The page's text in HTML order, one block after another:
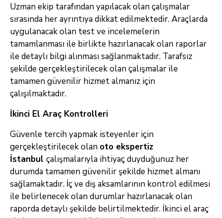
Uzman ekip tarafından yapılacak olan çalışmalar
sırasında her ayrıntıya dikkat edilmektedir. Araçlarda
uygulanacak olan test ve incelemelerin
tamamlanması ile birlikte hazırlanacak olan raporlar
ile detaylı bilgi alınması sağlanmaktadır. Tarafsız
şekilde gerçekleştirilecek olan çalışmalar ile
tamamen güvenilir hizmet almanız için
çalışılmaktadır.
İkinci El Araç Kontrolleri
Güvenle tercih yapmak isteyenler için
gerçekleştirilecek olan oto ekspertiz
İstanbul çalışmalarıyla ihtiyaç duyduğunuz her
durumda tamamen güvenilir şekilde hizmet almanı
sağlamaktadır. İç ve dış aksamlarının kontrol edilmesi
ile belirlenecek olan durumlar hazırlanacak olan
raporda detaylı şekilde belirtilmektedir. İkinci el araç